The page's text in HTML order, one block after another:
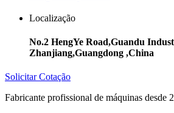
Localização
No.2 HengYe Road,Guandu
Zhanjiang,Guangdong ,China
Solicitar Cotação
Fabricante profissional de máquinas desde